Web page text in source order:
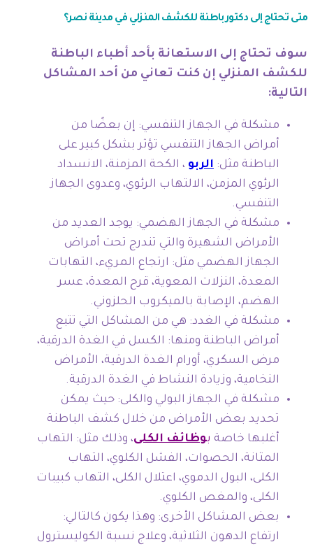
متى تحتاج إلى دكتور باطنة للكشف المنزلي في مدينة نصر؟
سوف تحتاج إلى الاستعانة بأحد أطباء الباطنة
للكشف المنزلي إن كنت تعاني من أحد المشاكل
التالية:
مشكلة في الجهاز التنفسي: إن بعضًا من
أمراض الجهاز التنفسي تؤثر بشكل كبير على
الباطنة مثل: الربو ، الكحة المزمنة، الانسداد
الرئوي المزمن، الالتهاب الرئوي، وعدوى الجهاز
التنفسي.
مشكلة في الجهاز الهضمي: يوجد العديد من
الأمراض الشهيرة والتي تندرج تحت أمراض
الجهاز الهضمي مثل: ارتجاع المريء، التهابات
المعدة، النزلات المعوية، قرح المعدة، عسر
الهضم، الإصابة بالميكروب الحلزوني.
مشكلة في الغدد: هي من المشاكل التي تتبع
أمراض الباطنة ومنها: الكسل في الغدة الدرقية،
مرض السكري، أورام الغدة الدرقية، الأمراض
النخامية، وزيادة النشاط في الغدة الدرقية.
مشكلة في الجهاز البولي والكلى: حيث يمكن
تحديد بعض الأمراض من خلال كشف الباطنة
أغلبها خاصة بوظائف الكلى، وذلك مثل: التهاب
المثانة، الحصوات، الفشل الكلوي، التهاب
الكلى، البول الدموي، اعتلال الكلى، التهاب كبيبات
الكلى، والمغص الكلوي.
بعض المشاكل الأخرى: وهذا يكون كالتالي:
ارتفاع الدهون الثلاثية، وعلاج نسبة الكوليسترول